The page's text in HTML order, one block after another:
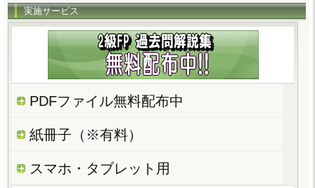
実施サービス
PDFファイル無料配布中
紙冊子（※有料）
スマホ・タブレット用